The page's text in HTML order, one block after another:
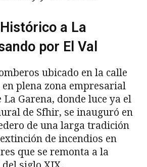
a La
por El Val
ubicado en la calle
en plena zona empresarial
Garena, donde luce ya el
de Sfhir, se inauguró en
de una larga tradición
de incendios en
que se remonta a la